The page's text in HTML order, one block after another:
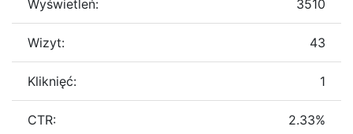
Wyświetleń: 3510
Wizyt: 43
Kliknięć: 1
CTR: 2.33%